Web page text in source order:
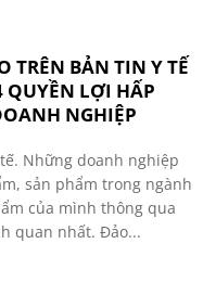
TRÊN BẢN TIN Y TẾ
QUYỀN LỢI HẤP
NGHIỆP
Những doanh nghiệp
sản phẩm trong ngành
của mình thông qua
quan nhất. Đảo...